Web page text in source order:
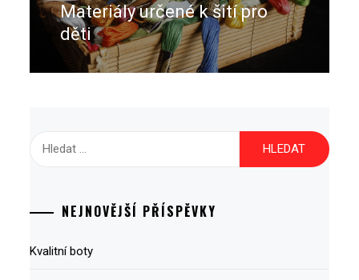
Next
post:
Materiály určené k šití pro
děti
NEJNOVĚJŠÍ PŘÍSPĚVKY
Kvalitní boty